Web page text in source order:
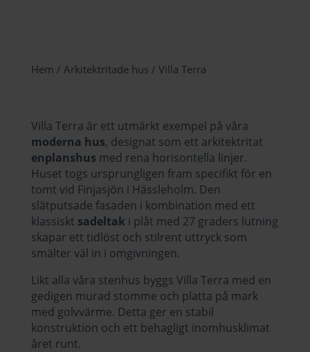
Hem / Arkitektritade hus / Villa Terra
Villa Terra är ett utmärkt exempel på våra
moderna hus, designat som ett arkitektritat
enplanshus med rena horisontella linjer.
Huset togs ursprungligen fram specifikt för en
tomt vid Finjasjön i Hässleholm. Den
slätputsade fasaden i kombination med ett
klassiskt sadeltak i plåt med 27 graders lutning
skapar ett tidlöst och stilrent uttryck som
smälter väl in i omgivningen.
Likt alla våra stenhus byggs Villa Terra med en
gedigen murad stomme och platta på mark
med golvvärme. Detta ger en stabil
konstruktion och ett behagligt inomhusklimat
året runt.